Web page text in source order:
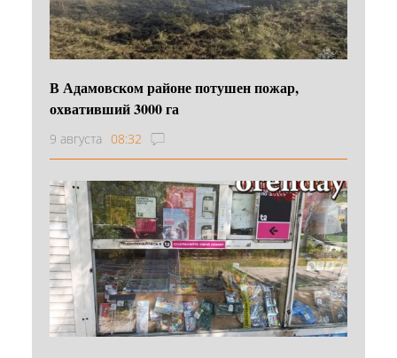
В Адамовском районе потушен пожар,
охвативший 3000 га
9 августа 08:32